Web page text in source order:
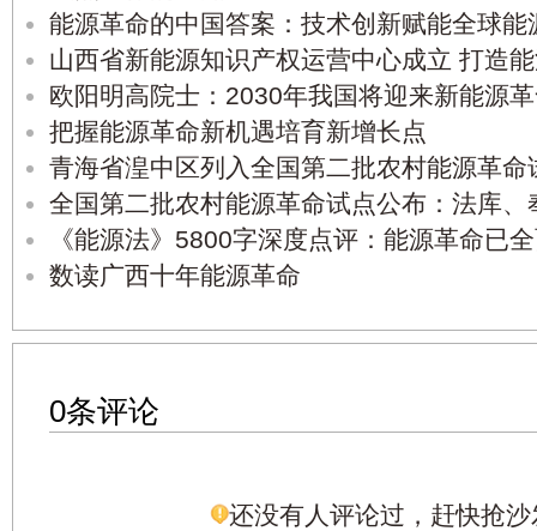
能源革命的中国答案：技术创新赋能全球能
山西省新能源知识产权运营中心成立 打造
欧阳明高院士：2030年我国将迎来新能源
把握能源革命新机遇培育新增长点
青海省湟中区列入全国第二批农村能源革命
全国第二批农村能源革命试点公布：法库、
《能源法》5800字深度点评：能源革命已
数读广西十年能源革命
0条评论
还没有人评论过，赶快抢沙